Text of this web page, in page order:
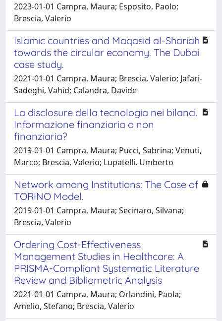
2023-01-01 Campra, Maura; Esposito, Paolo;
Brescia, Valerio
Islamic countries and Maqasid al-Shariah
towards the circular economy. The Dubai
case study.
2021-01-01 Campra, Maura; Brescia, Valerio; Jafari-
Sadeghi, Vahid; Calandra, Davide
La disclosure della tecnologia nei bilanci.
Informazione finanziaria o non
finanziaria?
2019-01-01 Campra, Maura; Pucci, Sabrina; Venuti,
Marco; Brescia, Valerio; Lupatelli, Umberto
Network among Institutions: The Case of
TORINO Model.
2019-01-01 Campra, Maura; Secinaro, Silvana;
Brescia, Valerio
Ordering Cost-Effectiveness
Management Studies in Healthcare: A
PRISMA-Compliant Systematic Literature
Review and Bibliometric Analysis
2021-01-01 Campra, Maura; Orlandini, Paola;
Amelio, Stefano; Brescia, Valerio